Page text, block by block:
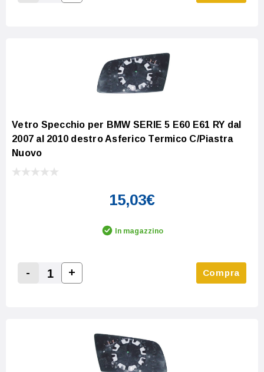
Decrease Quantity:
Increase Quantity:
Vetro Specchio per BMW SERIE 5 E60 E61 RY dal
2007 al 2010 destro Asferico Termico C/Piastra
Nuovo
15,03€
In magazzino
Decrease Quantity:
-
Increase Quantity:
+ Compra